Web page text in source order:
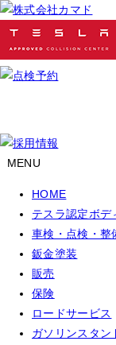
MENU
HOME
テスラ認定ボデ
車検・点検・整
鈑金塗装
販売
保険
ロードサービス
ガソリンスタン